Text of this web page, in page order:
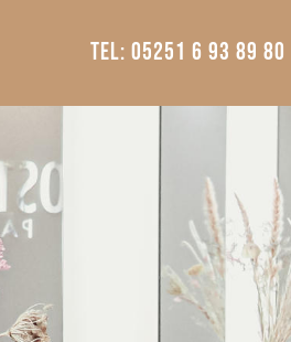
Tel: 05251 6 93 89 80 |